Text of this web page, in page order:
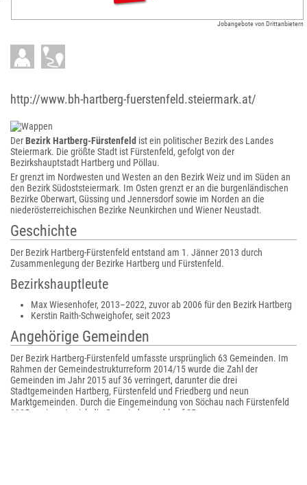
Jobangebote von Drittanbietern
http://www.bh-hartberg-fuerstenfeld.steiermark.at/
DerBezirk Hartberg-Fürstenfeld ist ein politischer Bezirk des Landes
Steiermark. Die größte Stadt ist Fürstenfeld, gefolgt von der
Bezirkshauptstadt Hartberg und Pöllau.
Er grenzt im Nordwesten und Westen an den Bezirk Weiz und im Süden an
den Bezirk Südoststeiermark. Im Osten grenzt er an die burgenländischen
Bezirke Oberwart, Güssing und Jennersdorf sowie im Norden an die
niederösterreichischen Bezirke Neunkirchen und Wiener Neustadt.
Geschichte
Der Bezirk Hartberg-Fürstenfeld entstand am 1. Jänner 2013 durch
Zusammenlegung der Bezirke Hartberg und Fürstenfeld.
Bezirkshauptleute
Max Wiesenhofer, 2013–2022, zuvor ab 2006 für den Bezirk Hartberg
Kerstin Raith-Schweighofer, seit 2023
Angehörige Gemeinden
Der Bezirk Hartberg-Fürstenfeld umfasste ursprünglich 63 Gemeinden. Im
Rahmen der Gemeindestrukturreform 2014/15 wurde die Zahl der
Gemeinden im Jahr 2015 auf 36 verringert, darunter die drei
Stadtgemeinden Hartberg, Fürstenfeld und Friedberg und neun
Marktgemeinden. Durch die Eingemeindung von Söchau nach Fürstenfeld
2025 verringerte sich die Gemeindeanzahl auf 35.